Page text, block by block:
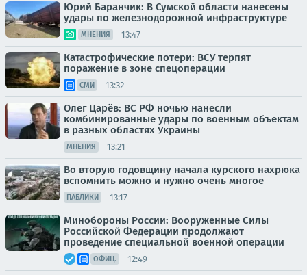
Юрий Баранчик: В Сумской области нанесены
удары по железнодорожной инфраструктуре
МНЕНИЯ 13:47
Катастрофические потери: ВСУ терпят
поражение в зоне спецоперации
СМИ 13:32
Олег Царёв: ВС РФ ночью нанесли
комбинированные удары по военным объектам
в разных областях Украины
МНЕНИЯ 13:21
Во вторую годовщину начала курского нахрюка
вспомнить можно и нужно очень многое
ПАБЛИКИ 13:17
Минобороны России: Вооруженные Силы
Российской Федерации продолжают
проведение специальной военной операции
ОФИЦ. 12:49